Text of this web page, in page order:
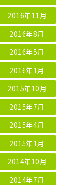
2016年11月
2016年8月
2016年5月
2016年1月
2015年10月
2015年7月
2015年4月
2015年1月
2014年10月
2014年7月